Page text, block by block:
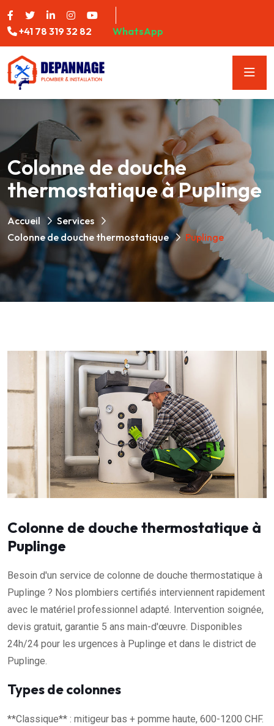
+41 78 319 32 82 WhatsApp
Colonne de douche
thermostatique à Puplinge
Accueil
Services
Colonne de douche thermostatique
Puplinge
Colonne de douche thermostatique à
Puplinge
Besoin d'un service de colonne de douche thermostatique à
Puplinge ? Nos plombiers certifiés interviennent rapidement
avec le matériel professionnel adapté. Intervention soignée,
devis gratuit, garantie 5 ans main-d'œuvre. Disponibles
24h/24 pour les urgences à Puplinge et dans le district de
Puplinge.
Types de colonnes
**Classique** : mitigeur bas + pomme haute, 600-1200 CHF.